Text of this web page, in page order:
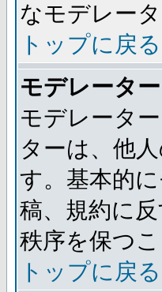
なモデレー
トップに戻る
モデレータ
モデレータ
ターは、他
す。基本的
稿、規約に
秩序を保つこ
トップに戻る